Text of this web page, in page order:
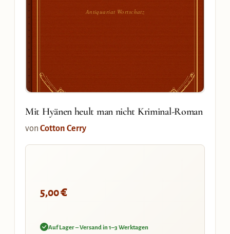
Antiquariat Wortschatz
Mit Hyänen heult man nicht Kriminal-Roman
von Cotton Cerry
5,00€
Auf Lager – Versand in 1–3 Werktagen